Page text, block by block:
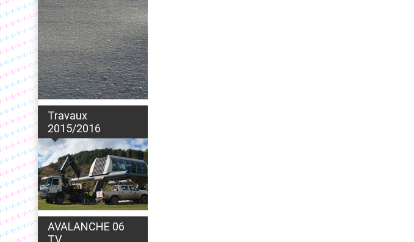
Travaux
2015/2016
AVALANCHE 06
TV